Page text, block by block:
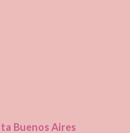
Buenos Aires